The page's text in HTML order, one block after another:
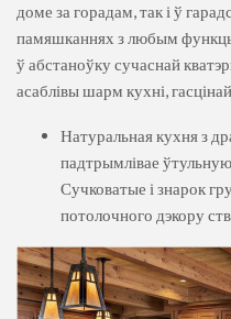
доме за горадам, так і ў
памяшканнях з любым
ў абстаноўку сучаснай
асаблівы шарм кухні,
Натуральная кухня з
падтрымлівае
Сучковатые і знарок
потолочного дэкору